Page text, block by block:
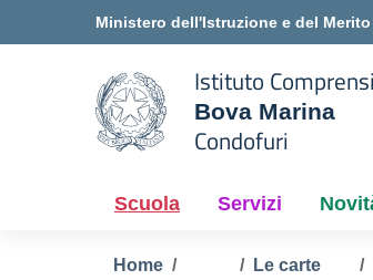
Vai ai contenuti
Vai al menu di navigazioneMinistero dell'Istruzione e del Merito
scuola
Istituto
Bova Marina
Condofuri
Scuola Servizi
Home
Le carte